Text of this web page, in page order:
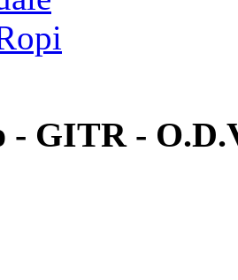
- GITR -